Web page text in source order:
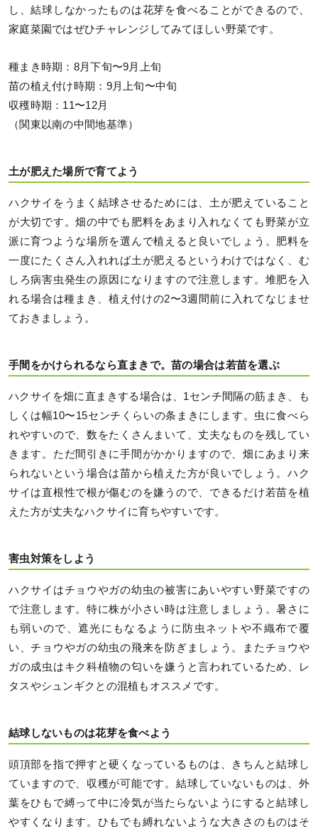
し、結球しなかったものは花芽を食べることができるので、
家庭菜園ではぜひチャレンジしてみてほしい野菜です。
種まき時期：8月下旬〜9月上旬
苗の植え付け時期：9月上旬〜中旬
収穫時期：11〜12月
（関東以南の中間地基準）
土が肥えた場所で育てよう
ハクサイをうまく結球させるためには、土が肥えていること
が大切です。畑の中でも肥料をあまり入れなくても野菜が立
派に育つような場所を選んで植えると良いでしょう。肥料を
一度にたくさん入れれば土が肥えるというわけではなく、む
しろ病害虫発生の原因になりますので注意します。堆肥を入
れる場合は種まき、植え付けの2〜3週間前に入れてなじませ
ておきましょう。
手間をかけられるなら直まきで。苗の場合は若苗を選ぶ
ハクサイを畑に直まきする場合は、1センチ間隔の筋まき、も
しくは幅10〜15センチくらいの条まきにします。虫に食べら
れやすいので、数をたくさんまいて、丈夫なものを残してい
きます。ただ間引きに手間がかかりますので、畑にあまり来
られないという場合は苗から植えた方が良いでしょう。ハク
サイは直根性で根が傷むのを嫌うので、できるだけ若苗を植
えた方が丈夫なハクサイに育ちやすいです。
害虫対策をしよう
ハクサイはチョウやガの幼虫の被害にあいやすい野菜ですの
で注意します。特に株が小さい時は注意しましょう。暑さに
も弱いので、遮光にもなるように防虫ネットや不織布で覆
い、チョウやガの幼虫の飛来を防ぎましょう。またチョウや
ガの成虫はキク科植物の匂いを嫌うと言われているため、レ
タスやシュンギクとの混植もオススメです。
結球しないものは花芽を食べよう
頭頂部を指で押すと硬くなっているものは、きちんと結球し
ていますので、収穫が可能です。結球していないものは、外
葉をひもで縛って中に冷気が当たらないようにすると結球し
やすくなります。ひもでも縛れないような大きさのものはそ